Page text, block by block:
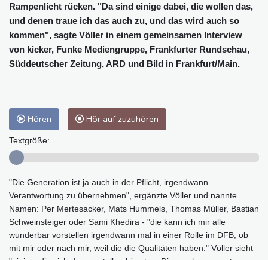
Rampenlicht rücken. "Da sind einige dabei, die wollen das,
und denen traue ich das auch zu, und das wird auch so
kommen", sagte Völler in einem gemeinsamen Interview
von kicker, Funke Mediengruppe, Frankfurter Rundschau,
Süddeutscher Zeitung, ARD und Bild in Frankfurt/Main.
Hören Hör auf zuzuhören
Textgröße:
"Die Generation ist ja auch in der Pflicht, irgendwann
Verantwortung zu übernehmen", ergänzte Völler und nannte
Namen: Per Mertesacker, Mats Hummels, Thomas Müller, Bastian
Schweinsteiger oder Sami Khedira - "die kann ich mir alle
wunderbar vorstellen irgendwann mal in einer Rolle im DFB, ob
mit mir oder nach mir, weil die die Qualitäten haben." Völler sieht